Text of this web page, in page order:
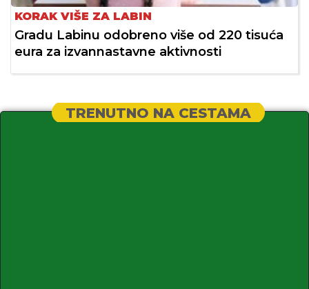
KORAK VIŠE ZA LABIN
Gradu Labinu odobreno više od 220 tisuća
eura za izvannastavne aktivnosti
TRENUTNO NA CESTAMA